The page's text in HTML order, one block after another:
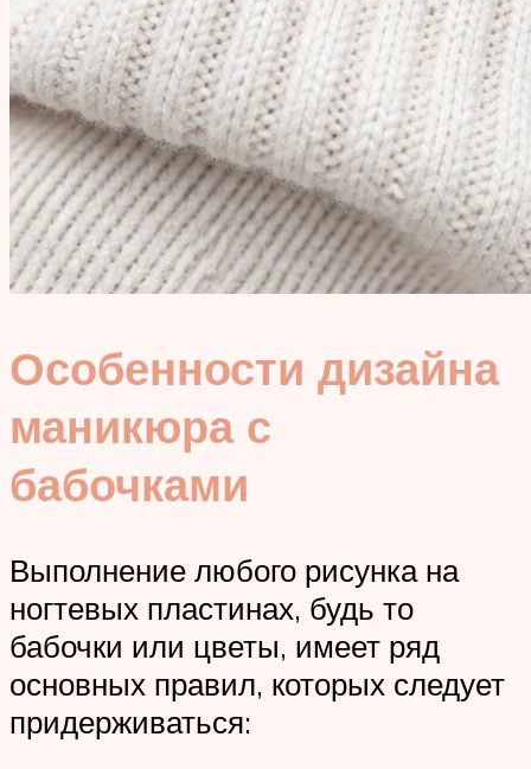
Особенности дизайна
маникюра с
бабочками
Выполнение любого рисунка на
ногтевых пластинах, будь то
бабочки или цветы, имеет ряд
основных правил, которых следует
придерживаться: